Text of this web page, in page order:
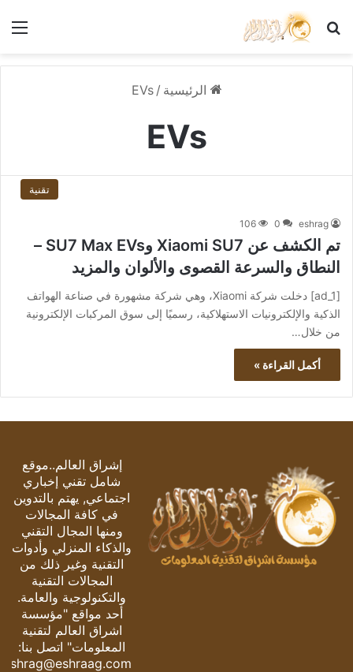
بحث عن
الرئيسية /
EVs
EVs
تقنية
eshrag
0
106
تم الكشف عن Xiaomi SU7 وSU7 Max EVs –
النطاق والسرعة القصوى والألوان والمزيد
[ad_1] دخلت شركة Xiaomi، وهي شركة مشهورة في صناعة الهواتف
الذكية والإلكترونيات الاستهلاكية، رسميًا إلى سوق المركبات الإلكترونية
من خلال…
أكمل القراءة »
إشراق العالم..موقع
شامل تقني إخباري
اجتماعي, يهتم بالتدوين
في كافة المجالات
ومنها المجال التقني
والذكاء المنزلي وأدوات
التقنية وغير ذلك من
المجالات التقنية
والتكنولوجية والعامة.
أحد مواقع "مؤسسة
اشراق العالم لتقنية
المعلومات" اتصل بنا:
eshrag@eshraag.com